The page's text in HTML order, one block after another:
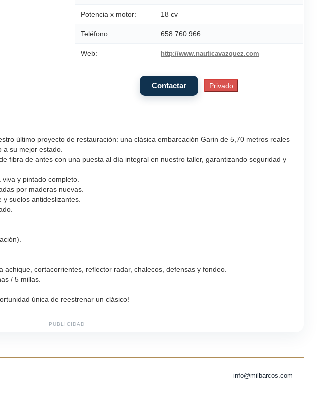
Potencia x motor: 18 cv
Teléfono: 658 760 966
Web: http://www.nauticavazquez.com
último proyecto de restauración: una clásica embarcación Garin de 5,70 metros reales
su mejor estado.
fibra de antes con una puesta al día integral en nuestro taller, garantizando seguridad y
y pintado completo.
por maderas nuevas.
suelos antideslizantes.
cortacorrientes, reflector radar, chalecos, defensas y fondeo.
/ 5 millas.
única de reestrenar un clásico!
PUBLICIDAD
info@milbarcos.com